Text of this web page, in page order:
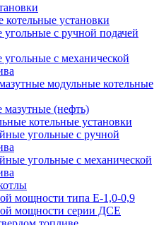
установки
с ручной подачей
с механической
модульные котельные
(нефть)
котельные установки
угольные с ручной
угольные с механической
мощности типа Е-1,0-0,9
мощности серии ДСЕ